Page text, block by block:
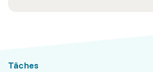
Tâches